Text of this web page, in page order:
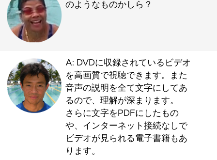
のようなものかしら？
A: DVDに収録されているビデオ
を高画質で視聴できます。また
音声の説明を全て文字にしてあ
るので、理解が深まります。
さらに文字をPDFにしたもの
や、インターネット接続なしで
ビデオが見られる電子書籍もあ
ります。